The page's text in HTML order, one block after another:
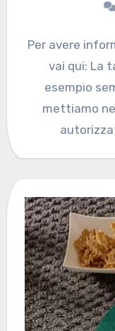
Per avere
vai qui: La
esempio
mettiamo